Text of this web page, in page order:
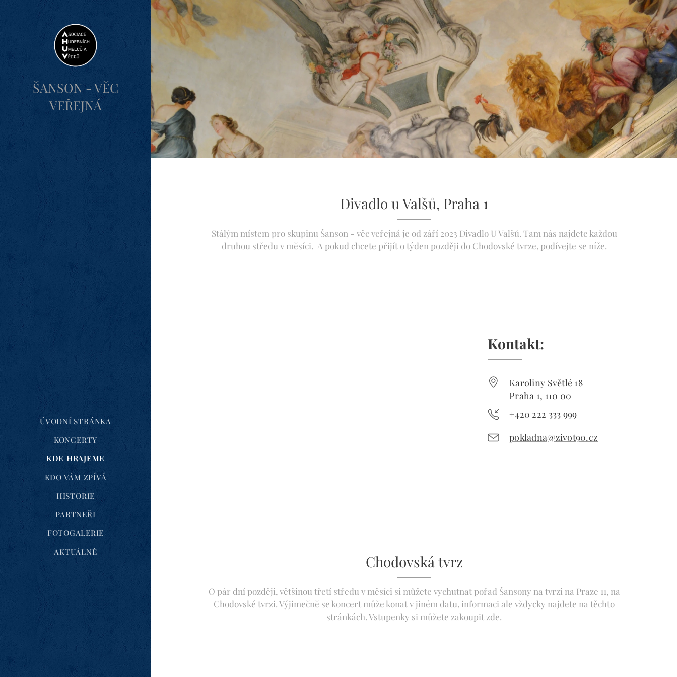
ŠANSON - VĚC
VEŘEJNÁ
ÚVODNÍ STRÁNKA
KONCERTY
KDE HRAJEME
KDO VÁM ZPÍVÁ
HISTORIE
PARTNEŘI
FOTOGALERIE
AKTUÁLNĚ
Divadlo u Valšů, Praha 1
Stálým místem pro skupinu Šanson - věc veřejná je od září 2023 Divadlo U Valšů. Tam nás najdete každou
druhou středu v měsíci. A pokud chcete přijít o týden později do Chodovské tvrze, podívejte se níže.
Kontakt:
Karoliny Světlé 18
Praha 1, 110 00
+420 222 333 999
pokladna@zivot90.cz
Chodovská tvrz
O pár dní později, většinou třetí středu v měsíci si můžete vychutnat pořad Šansony na tvrzi na Praze 11, na
Chodovské tvrzi. Výjimečně se koncert může konat v jiném datu, informaci ale vždycky najdete na těchto
stránkách. Vstupenky si můžete zakoupit zde.